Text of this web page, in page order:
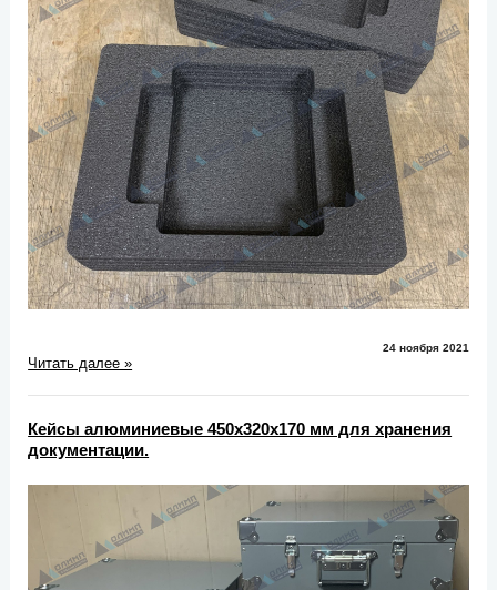
24 ноября 2021
Читать далее »
Кейсы алюминиевые 450х320х170 мм для хранения
документации.